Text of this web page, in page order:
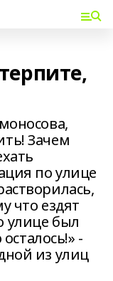
Зачем
по улице
что ездят
был
-
из улиц